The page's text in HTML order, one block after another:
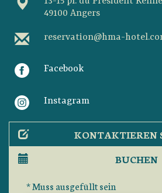
49100 Angers
reservation@hma-
Facebook
Instagram
KONTAKTIEREN
BUCHEN
* Muss ausgefüllt sein